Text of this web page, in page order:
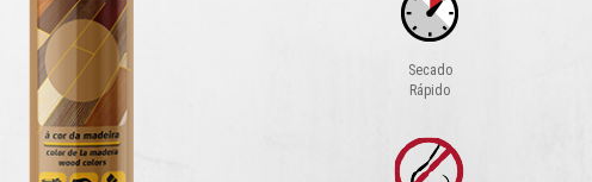
Secado
Rápido